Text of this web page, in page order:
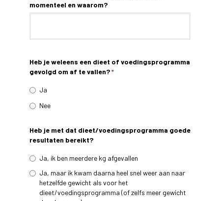
momenteel en waarom?
Heb je weleens een dieet of voedingsprogramma
gevolgd om af te vallen?*
Ja
Nee
Heb je met dat dieet/voedingsprogramma goede
resultaten bereikt?
Ja, ik ben meerdere kg afgevallen
Ja, maar ik kwam daarna heel snel weer aan naar
hetzelfde gewicht als voor het
dieet/voedingsprogramma (of zelfs meer gewicht